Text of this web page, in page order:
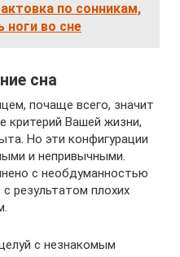
по сонникам,
ноги во сне
сна
почаще всего, значит
критерий Вашей жизни,
Но эти конфигурации
и непривычными.
с необдуманностью
результатом плохих
с незнакомым